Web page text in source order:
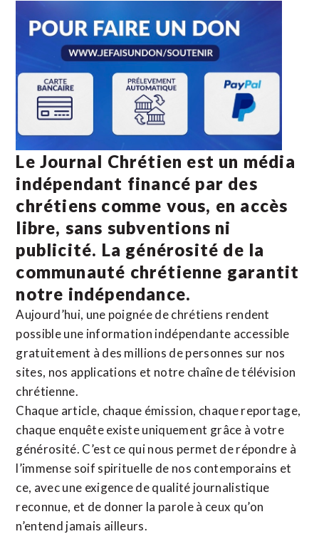
Le Journal Chrétien est un média
indépendant financé par des
chrétiens comme vous, en accès
libre, sans subventions ni
publicité. La générosité de la
communauté chrétienne garantit
notre indépendance.
Aujourd’hui, une poignée de chrétiens rendent
possible une information indépendante accessible
gratuitement à des millions de personnes sur nos
sites, nos applications et notre chaîne de télévision
chrétienne.
Chaque article, chaque émission, chaque reportage,
chaque enquête existe uniquement grâce à votre
générosité. C’est ce qui nous permet de répondre à
l’immense soif spirituelle de nos contemporains et
ce, avec une exigence de qualité journalistique
reconnue, et de donner la parole à ceux qu’on
n’entend jamais ailleurs.